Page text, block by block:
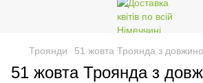
Троянди 51 жовта Троянда з
51 жовта Троянда з